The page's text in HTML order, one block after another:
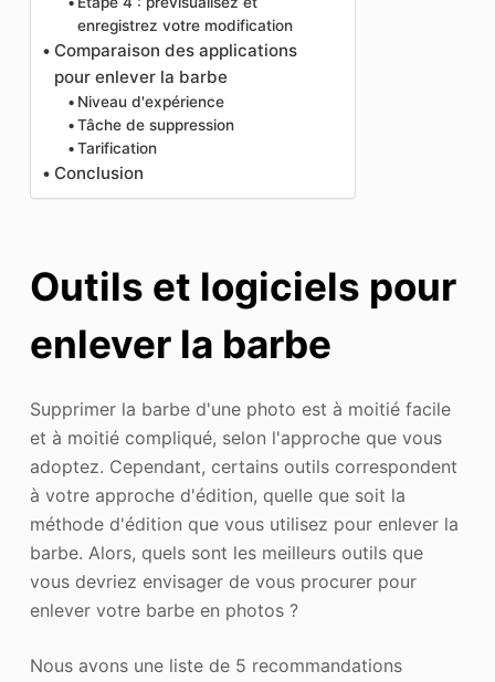
enregistrez votre modification
Comparaison des applications
pour enlever la barbe
Niveau d'expérience
Tâche de suppression
Tarification
Conclusion
Outils et logiciels pour
enlever la barbe
Supprimer la barbe d'une photo est à moitié facile
et à moitié compliqué, selon l'approche que vous
adoptez. Cependant, certains outils correspondent
à votre approche d'édition, quelle que soit la
méthode d'édition que vous utilisez pour enlever la
barbe. Alors, quels sont les meilleurs outils que
vous devriez envisager de vous procurer pour
enlever votre barbe en photos ?
Nous avons une liste de 5 recommandations